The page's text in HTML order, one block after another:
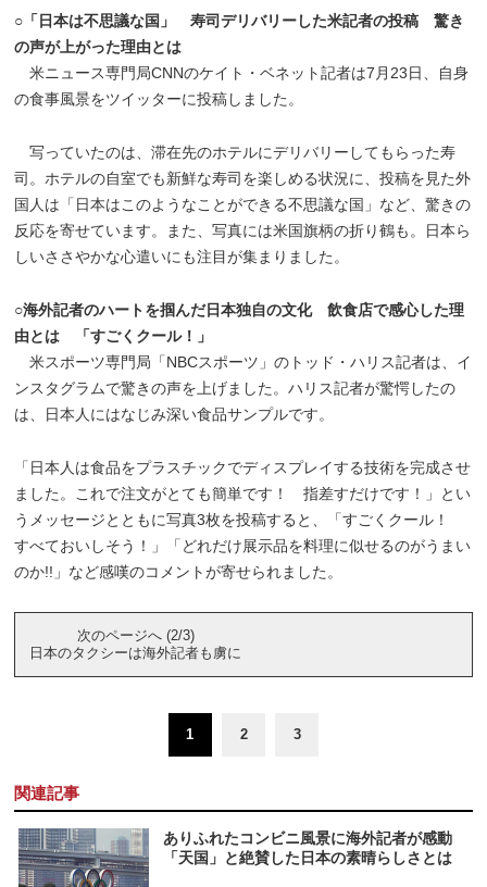
○「日本は不思議な国」 寿司デリバリーした米記者の投稿 驚き
の声が上がった理由とは
米ニュース専門局CNNのケイト・ベネット記者は7月23日、自身
の食事風景をツイッターに投稿しました。
写っていたのは、滞在先のホテルにデリバリーしてもらった寿
司。ホテルの自室でも新鮮な寿司を楽しめる状況に、投稿を見た外
国人は「日本はこのようなことができる不思議な国」など、驚きの
反応を寄せています。また、写真には米国旗柄の折り鶴も。日本ら
しいささやかな心遣いにも注目が集まりました。
○海外記者のハートを掴んだ日本独自の文化 飲食店で感心した理
由とは 「すごくクール！」
米スポーツ専門局「NBCスポーツ」のトッド・ハリス記者は、イ
ンスタグラムで驚きの声を上げました。ハリス記者が驚愕したの
は、日本人にはなじみ深い食品サンプルです。
「日本人は食品をプラスチックでディスプレイする技術を完成させ
ました。これで注文がとても簡単です！ 指差すだけです！」とい
うメッセージとともに写真3枚を投稿すると、「すごくクール！
すべておいしそう！」「どれだけ展示品を料理に似せるのがうまい
のか!!」など感嘆のコメントが寄せられました。
次のページへ (2/3)
日本のタクシーは海外記者も虜に
1 2 3
関連記事
ありふれたコンビニ風景に海外記者が感動
「天国」と絶賛した日本の素晴らしさとは